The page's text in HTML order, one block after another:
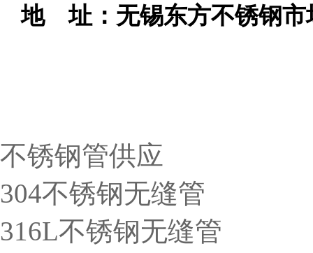
地 址：无锡东方不锈钢市
不锈钢管供应
304不锈钢无缝管
316L不锈钢无缝管